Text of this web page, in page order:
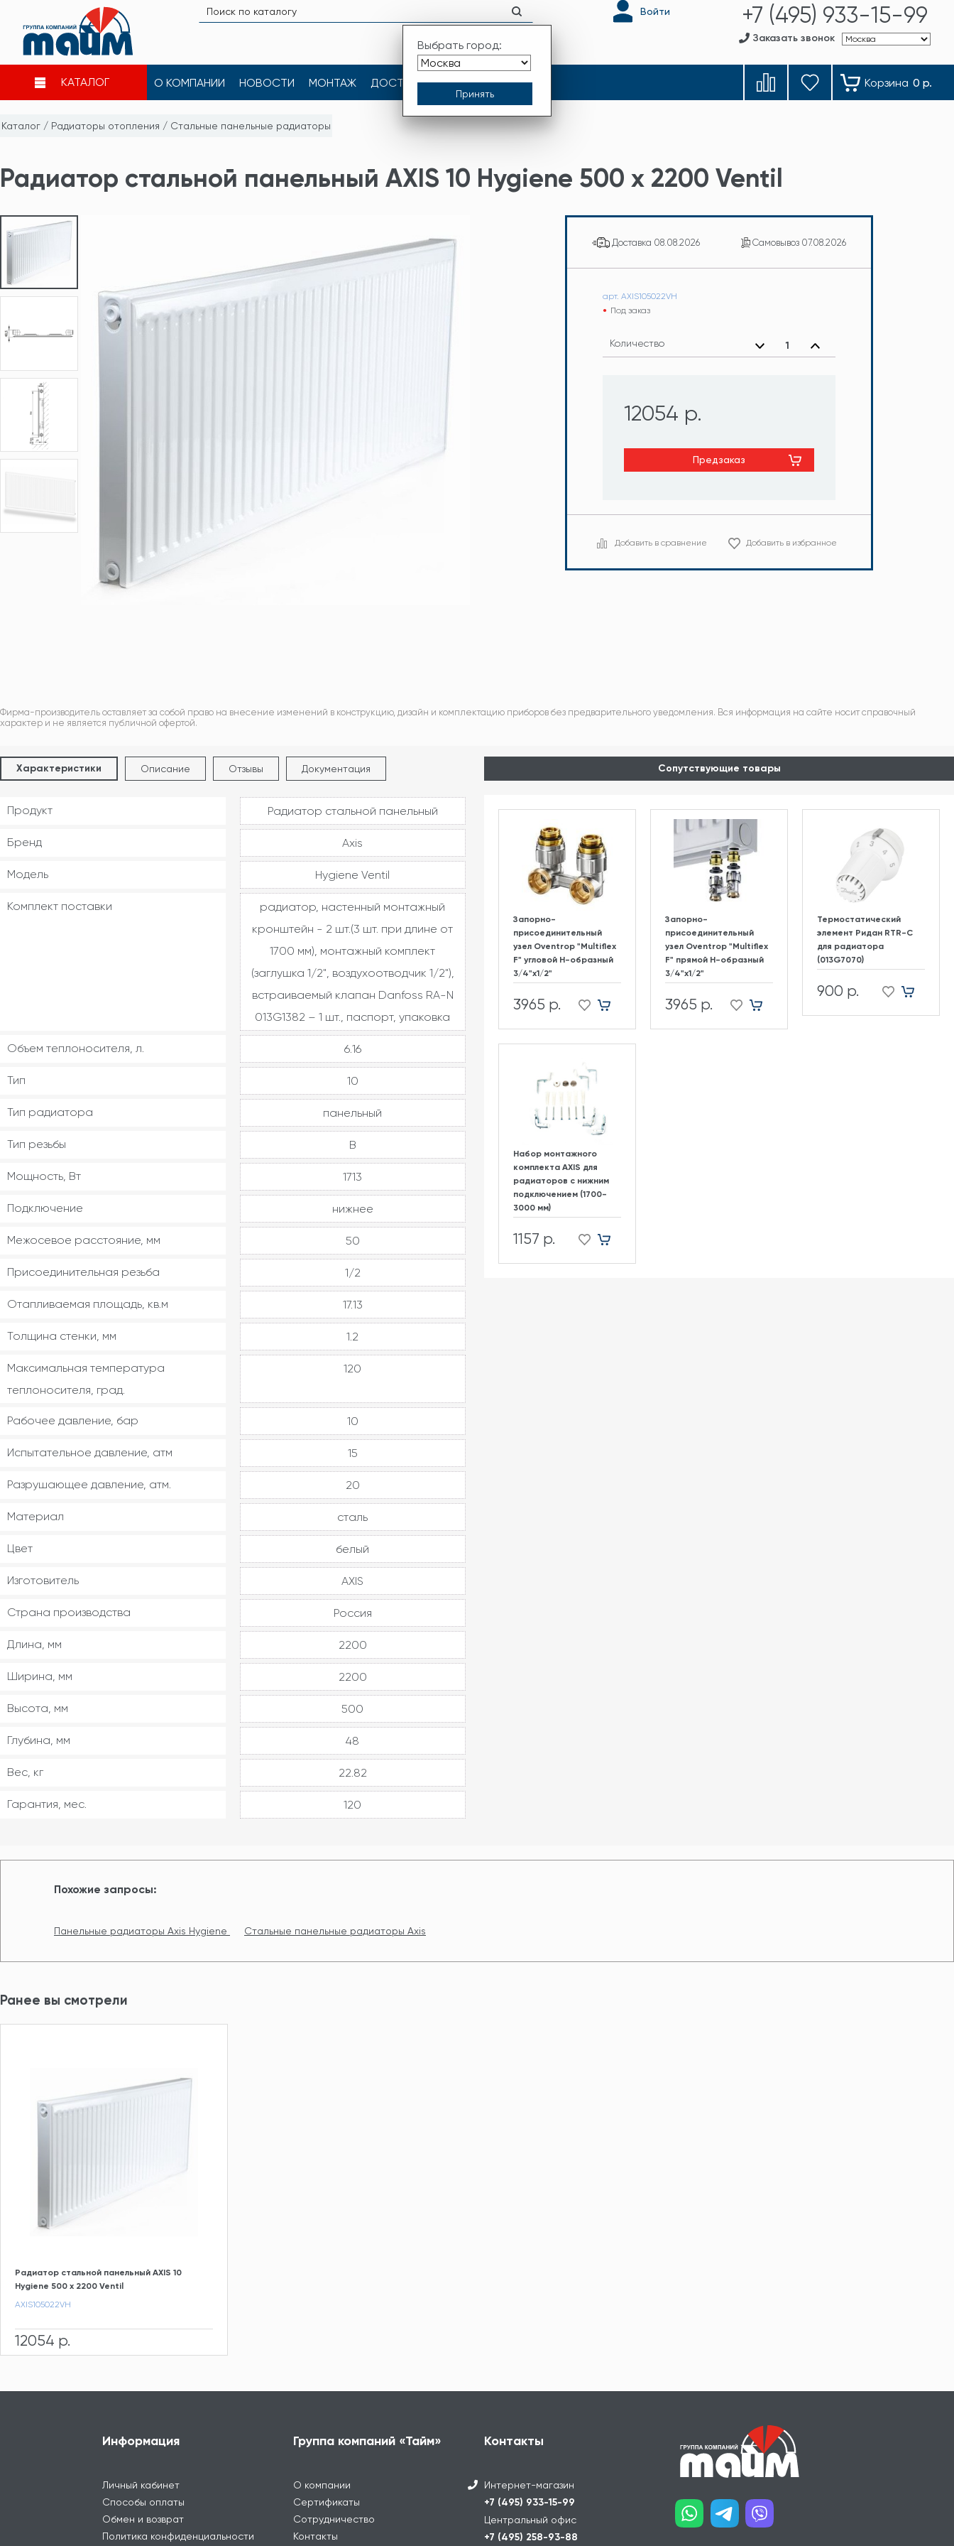
Выбрать город:
Войти +7 (495) 933-15-99
Заказать звонок
КАТАЛОГ О КОМПАНИИ НОВОСТИ МОНТАЖ ДОСТАВКА КОНТАКТЫ Корзина 0 р.
Каталог / Радиаторы отопления / Стальные панельные радиаторы
Радиатор стальной панельный AXIS 10 Hygiene 500 x 2200 Ventil
Доставка 08.08.2026 Самовывоз 07.08.2026
арт. AXIS105022VH
Под заказ
Количество
12054 р.
Предзаказ
Добавить в сравнение Добавить в избранное
Фирма-производитель оставляет за собой право на внесение изменений в конструкцию, дизайн и комплектацию приборов без предварительного уведомления. Вся информация на сайте носит справочный
характер и не является публичной офертой.
Характеристики Описание Отзывы Документация
Продукт Радиатор стальной панельный
Бренд Axis
Модель Hygiene Ventil
Комплект поставки
радиатор, настенный монтажный
кронштейн - 2 шт.(3 шт. при длине от
1700 мм), монтажный комплект
(заглушка 1/2", воздухоотводчик 1/2"),
встраиваемый клапан Danfoss RA-N
013G1382 – 1 шт., паспорт, упаковка
Объем теплоносителя, л. 6.16
Тип 10
Тип радиатора панельный
Тип резьбы В
Мощность, Вт 1713
Подключение нижнее
Межосевое расстояние, мм 50
Присоединительная резьба 1/2
Отапливаемая площадь, кв.м 17.13
Толщина стенки, мм 1.2
Максимальная температура
теплоносителя, град.
120
Рабочее давление, бар 10
Испытательное давление, атм 15
Разрушающее давление, атм. 20
Материал сталь
Цвет белый
Изготовитель AXIS
Страна производства Россия
Длина, мм 2200
Ширина, мм 2200
Высота, мм 500
Глубина, мм 48
Вес, кг 22.82
Гарантия, мес. 120
Сопутствующие товары
Запорно-
присоединительный
узел Oventrop "Multiflex
F" угловой H-образный
3/4"х1/2"
3965 р.
Запорно-
присоединительный
узел Oventrop "Multiflex
F" прямой H-образный
3/4"х1/2"
3965 р.
Термостатический
элемент Ридан RTR-C
для радиатора
(013G7070)
900 р.
Набор монтажного
комплекта AXIS для
радиаторов с нижним
подключением (1700-
3000 мм)
1157 р.
Похожие запросы:
Панельные радиаторы Axis Hygiene Стальные панельные радиаторы Axis
Ранее вы смотрели
Радиатор стальной панельный AXIS 10
Hygiene 500 x 2200 Ventil
AXIS105022VH
12054 р.
Информация
Личный кабинет
Способы оплаты
Обмен и возврат
Политика конфиденциальности
Группа компаний «Тайм»
О компании
Сертификаты
Сотрудничество
Контакты
Контакты
Интернет-магазин
+7 (495) 933-15-99
Центральный офис
+7 (495) 258-93-88